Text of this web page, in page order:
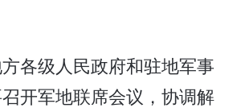
各级人民政府和驻地军事
开军地联席会议，协调解